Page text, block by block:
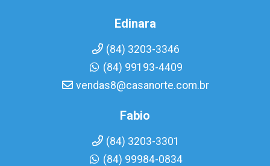
Edinara
(84) 3203-3346
(84) 99193-4409
vendas8@casanorte.com.br
Fabio
(84) 3203-3301
(84) 99984-0834